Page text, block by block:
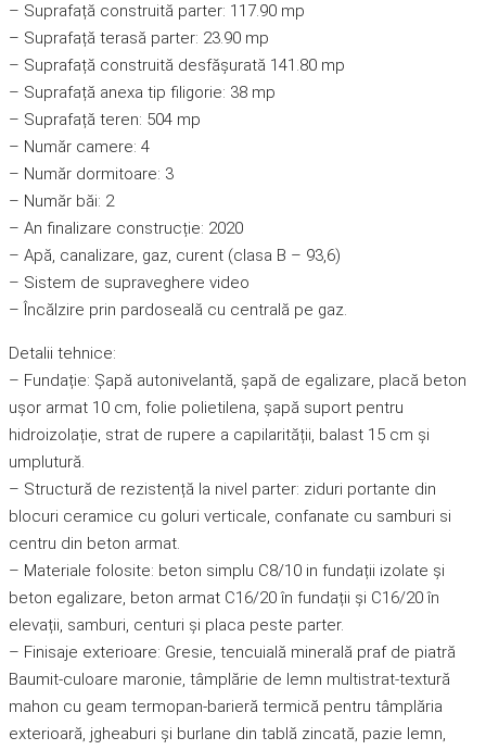
– Suprafață construită parter: 117.90 mp
– Suprafață terasă parter: 23.90 mp
– Suprafață construită desfășurată 141.80 mp
– Suprafață anexa tip filigorie: 38 mp
– Suprafață teren: 504 mp
– Număr camere: 4
– Număr dormitoare: 3
– Număr băi: 2
– An finalizare construcție: 2020
– Apă, canalizare, gaz, curent (clasa B – 93,6)
– Sistem de supraveghere video
– Încălzire prin pardoseală cu centrală pe gaz.
Detalii tehnice:
– Fundație: Șapă autonivelantă, șapă de egalizare, placă beton
ușor armat 10 cm, folie polietilena, șapă suport pentru
hidroizolație, strat de rupere a capilarității, balast 15 cm și
umplutură.
– Structură de rezistență la nivel parter: ziduri portante din
blocuri ceramice cu goluri verticale, confanate cu samburi si
centru din beton armat.
– Materiale folosite: beton simplu C8/10 in fundații izolate și
beton egalizare, beton armat C16/20 în fundații și C16/20 în
elevații, samburi, centuri și placa peste parter.
– Finisaje exterioare: Gresie, tencuială minerală praf de piatră
Baumit-culoare maronie, tâmplărie de lemn multistrat-textură
mahon cu geam termopan-barieră termică pentru tâmplăria
exterioară, jgheaburi și burlane din tablă zincată, pazie lemn,